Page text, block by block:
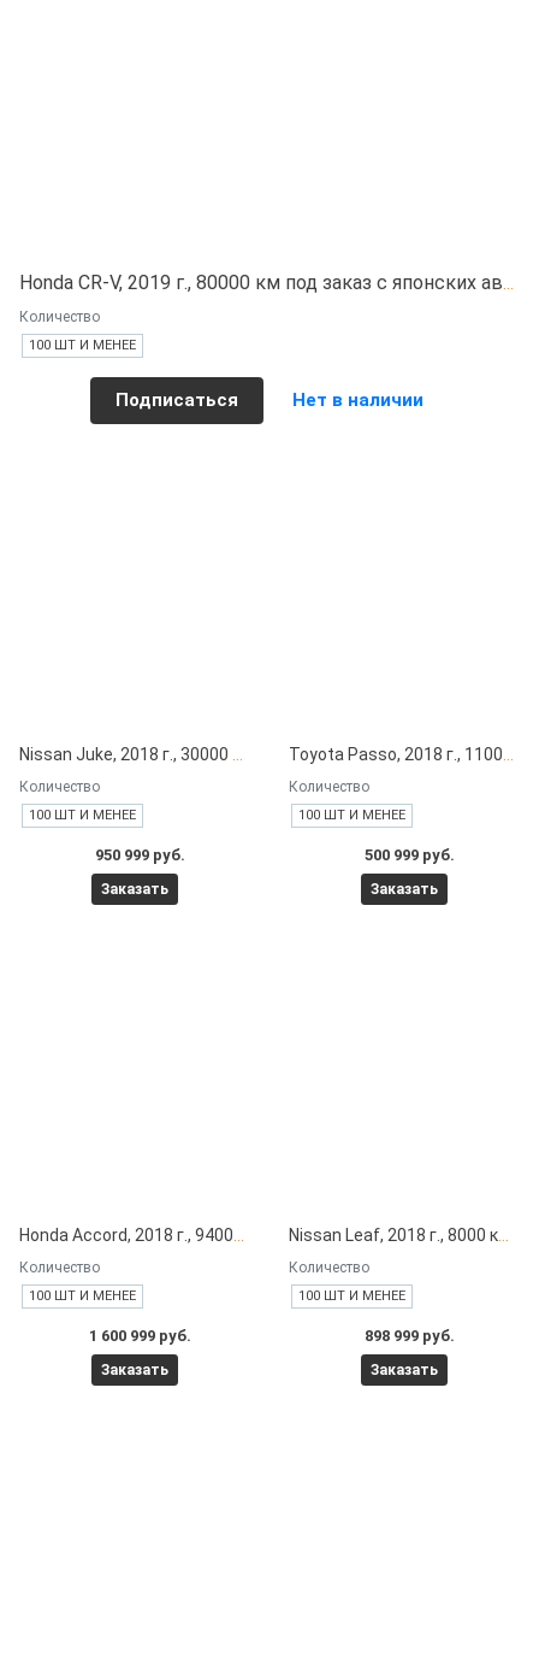
Honda CR-V, 2019 г., 80000 км под заказ с японских автоаукционов
Количество
100 ШТ И МЕНЕЕ
Подписаться Нет в наличии
Количество
100 ШТ И МЕНЕЕ
950 999 руб.
Заказать
Количество
100 ШТ И МЕНЕЕ
500 999 руб.
Заказать
Количество
100 ШТ И МЕНЕЕ
1 600 999 руб.
Заказать
Количество
100 ШТ И МЕНЕЕ
898 999 руб.
Заказать